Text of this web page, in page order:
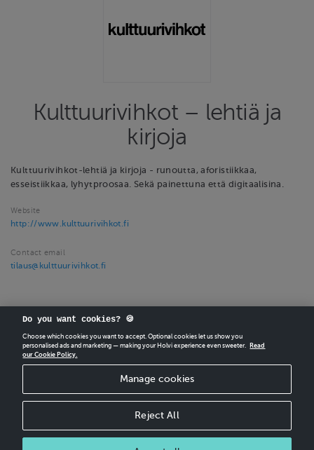
Kulttuurivihkot – lehtiä ja
kirjoja
Kulttuurivihkot-lehtiä ja kirjoja - runoutta, aforistiikkaa,
esseistiikkaa, lyhytproosaa. Sekä painettuna että digitaalisina.
Website
http://www.kulttuurivihkot.fi
Contact email
tilaus@kulttuurivihkot.fi
CREATEYOUR OWN HOLVI ONLINE STORE IN MINUTES.
Do you want cookies? 🍪
Choose which cookies you want to accept. Optional cookies let us show you
personalised ads and marketing — making your Holvi experience even sweeter.
Read
our Cookie Policy.
Manage cookies
Reject All